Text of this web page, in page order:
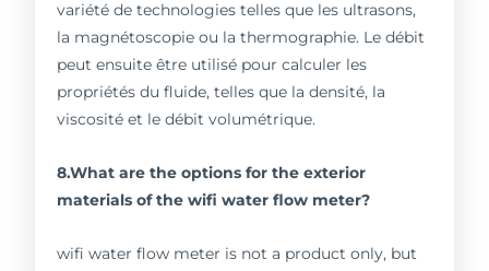
variété de technologies telles que les ultrasons,
la magnétoscopie ou la thermographie. Le débit
peut ensuite être utilisé pour calculer les
propriétés du fluide, telles que la densité, la
viscosité et le débit volumétrique.
8.What are the options for the exterior
materials of the wifi water flow meter?
wifi water flow meter is not a product only, but